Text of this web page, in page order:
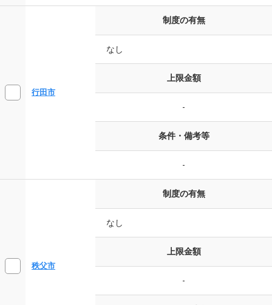
行田市
制度の有無
なし
上限金額
-
条件・備考等
-
秩父市
制度の有無
なし
上限金額
-